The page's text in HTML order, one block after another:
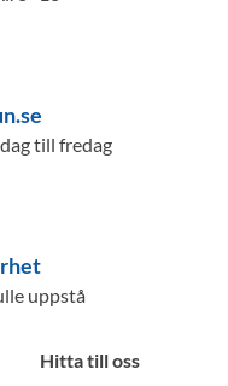
till fredag
uppstå
Hitta till oss